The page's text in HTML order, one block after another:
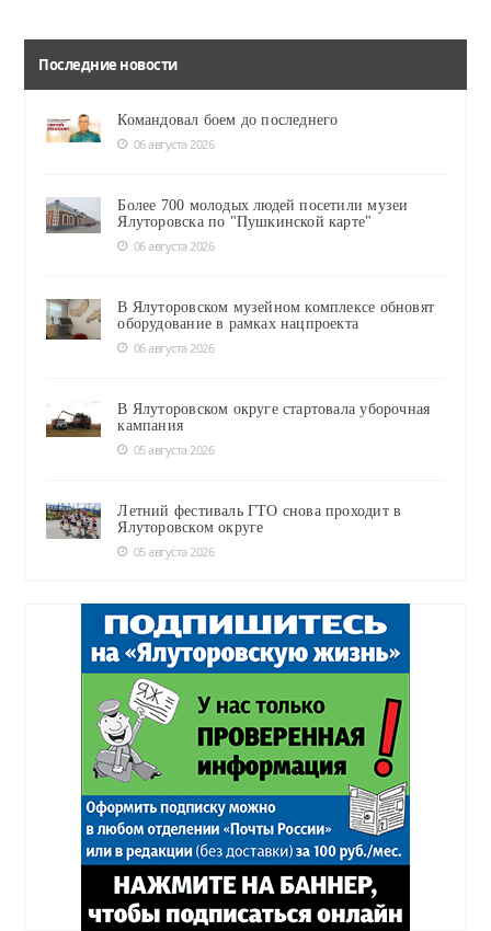
Последние новости
Командовал боем до последнего
06 августа 2026
Более 700 молодых людей посетили музеи
Ялуторовска по "Пушкинской карте"
06 августа 2026
В Ялуторовском музейном комплексе обновят
оборудование в рамках нацпроекта
06 августа 2026
В Ялуторовском округе стартовала уборочная
кампания
05 августа 2026
Летний фестиваль ГТО снова проходит в
Ялуторовском округе
05 августа 2026